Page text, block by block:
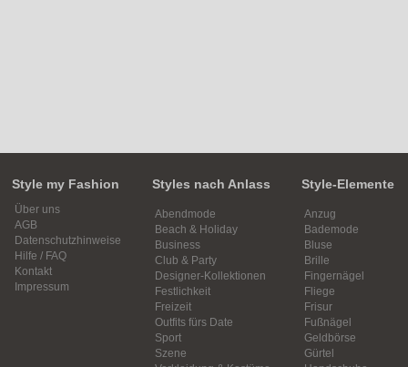
Style my Fashion
Über uns
AGB
Datenschutzhinweise
Hilfe / FAQ
Kontakt
Impressum
Styles nach Anlass
Abendmode
Beach & Holiday
Business
Club & Party
Designer-Kollektionen
Festlichkeit
Freizeit
Outfits fürs Date
Sport
Szene
Style-Elemente
Anzug
Bademode
Bluse
Brille
Fingernägel
Fliege
Frisur
Fußnägel
Geldbörse
Gürtel